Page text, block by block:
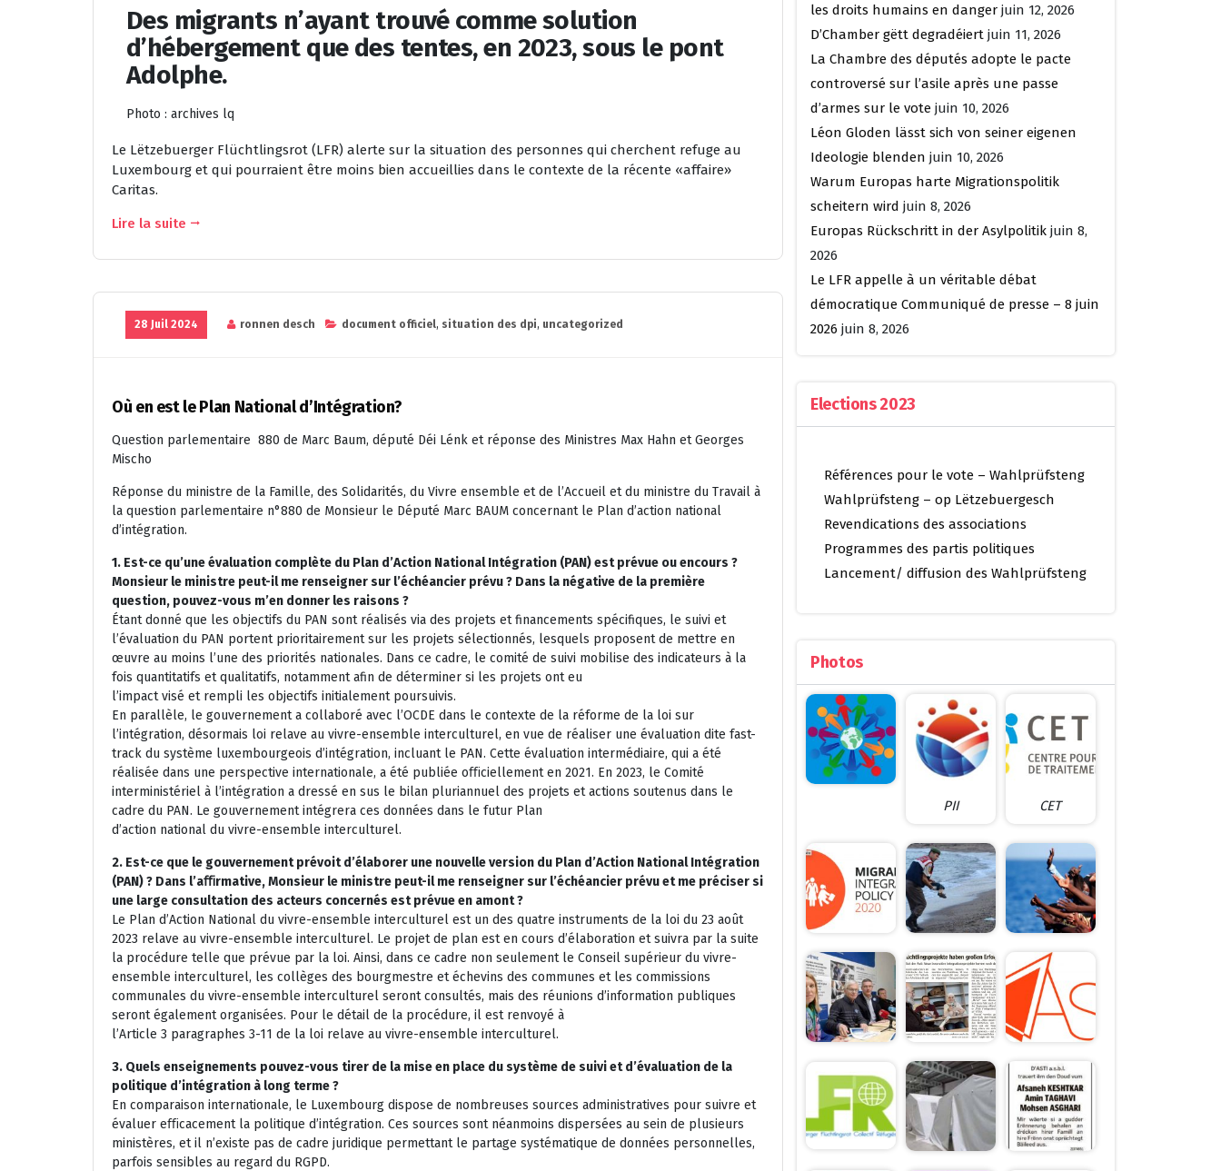
Des migrants n’ayant trouvé comme solution
d’hébergement que des tentes, en 2023, sous le pont
Adolphe.
Photo : archives lq
Le Lëtzebuerger Flüchtlingsrot (LFR) alerte sur la situation des personnes qui cherchent refuge au
Luxembourg et qui pourraient être moins bien accueillies dans le contexte de la récente «affaire»
Caritas.
Lire la suite
28 Juil 2024 ronnen desch document officiel, situation des dpi, uncategorized
Où en est le Plan National d’Intégration?
Question parlementaire 880 de Marc Baum, député Déi Lénk et réponse des Ministres Max Hahn et Georges
Mischo
Réponse du ministre de la Famille, des Solidarités, du Vivre ensemble et de l’Accueil et du ministre du Travail à
la question parlementaire n°880 de Monsieur le Député Marc BAUM concernant le Plan d’action national
d’intégration.
1. Est-ce qu’une évaluation complète du Plan d’Action National Intégration (PAN) est prévue ou encours ?
Monsieur le ministre peut-il me renseigner sur l’échéancier prévu ? Dans la négative de la première
question, pouvez-vous m’en donner les raisons ?
Étant donné que les objectifs du PAN sont réalisés via des projets et financements spécifiques, le suivi et
l’évaluation du PAN portent prioritairement sur les projets sélectionnés, lesquels proposent de mettre en
œuvre au moins l’une des priorités nationales. Dans ce cadre, le comité de suivi mobilise des indicateurs à la
fois quantitatifs et qualitatifs, notamment afin de déterminer si les projets ont eu
l’impact visé et rempli les objectifs initialement poursuivis.
En parallèle, le gouvernement a collaboré avec l’OCDE dans le contexte de la réforme de la loi sur
l’intégration, désormais loi relave au vivre-ensemble interculturel, en vue de réaliser une évaluation dite fast-
track du système luxembourgeois d’intégration, incluant le PAN. Cette évaluation intermédiaire, qui a été
réalisée dans une perspective internationale, a été publiée oﬃciellement en 2021. En 2023, le Comité
interministériel à l’intégration a dressé en sus le bilan pluriannuel des projets et actions soutenus dans le
cadre du PAN. Le gouvernement intégrera ces données dans le futur Plan
d’action national du vivre-ensemble interculturel.
2. Est-ce que le gouvernement prévoit d’élaborer une nouvelle version du Plan d’Action National Intégration
(PAN) ? Dans l’aﬃrmative, Monsieur le ministre peut-il me renseigner sur l’échéancier prévu et me préciser si
une large consultation des acteurs concernés est prévue en amont ?
Le Plan d’Action National du vivre-ensemble interculturel est un des quatre instruments de la loi du 23 août
2023 relave au vivre-ensemble interculturel. Le projet de plan est en cours d’élaboration et suivra par la suite
la procédure telle que prévue par la loi. Ainsi, dans ce cadre non seulement le Conseil supérieur du vivre-
ensemble interculturel, les collèges des bourgmestre et échevins des communes et les commissions
communales du vivre-ensemble interculturel seront consultés, mais des réunions d’information publiques
seront également organisées. Pour le détail de la procédure, il est renvoyé à
l’Article 3 paragraphes 3-11 de la loi relave au vivre-ensemble interculturel.
3. Quels enseignements pouvez-vous tirer de la mise en place du système de suivi et d’évaluation de la
politique d’intégration à long terme ?
En comparaison internationale, le Luxembourg dispose de nombreuses sources administratives pour suivre et
évaluer eﬃcacement la politique d’intégration. Ces sources sont néanmoins dispersées au sein de plusieurs
ministères, et il n’existe pas de cadre juridique permettant le partage systématique de données personnelles,
parfois sensibles au regard du RGPD.
les droits humains en danger juin 12, 2026
D’Chamber gëtt degradéiert juin 11, 2026
La Chambre des députés adopte le pacte
controversé sur l’asile après une passe
d’armes sur le vote juin 10, 2026
Léon Gloden lässt sich von seiner eigenen
Ideologie blenden juin 10, 2026
Warum Europas harte Migrationspolitik
scheitern wird juin 8, 2026
Europas Rückschritt in der Asylpolitik juin 8,
2026
Le LFR appelle à un véritable débat
démocratique Communiqué de presse – 8 juin
2026 juin 8, 2026
Elections 2023
Références pour le vote – Wahlprüfsteng
Wahlprüfsteng – op Lëtzebuergesch
Revendications des associations
Programmes des partis politiques
Lancement/ diffusion des Wahlprüfsteng
Photos
PII CET